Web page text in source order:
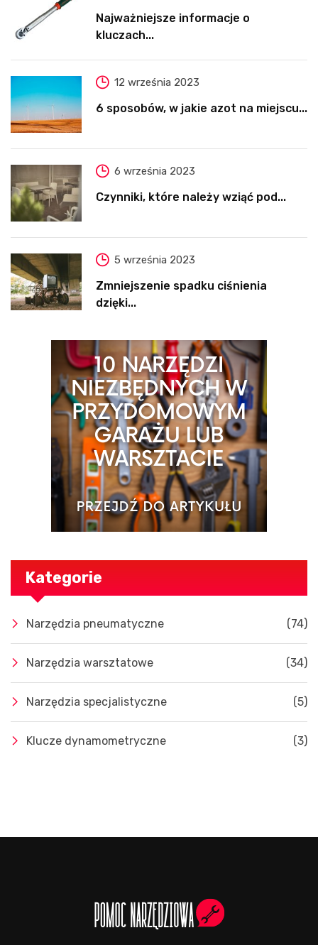
Najważniejsze informacje o
kluczach...
12 września 2023
6 sposobów, w jakie azot na miejscu...
6 września 2023
Czynniki, które należy wziąć pod...
5 września 2023
Zmniejszenie spadku ciśnienia
dzięki...
Kategorie
Narzędzia pneumatyczne (74)
Narzędzia warsztatowe (34)
Narzędzia specjalistyczne (5)
Klucze dynamometryczne (3)